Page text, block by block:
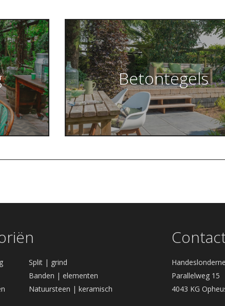
Betontegels
Split | grind
Banden | elementen
Natuursteen | keramisch
Parallelweg 15
4043 KG